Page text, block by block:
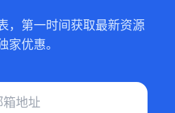
，第一时间获取最新资源
家优惠。